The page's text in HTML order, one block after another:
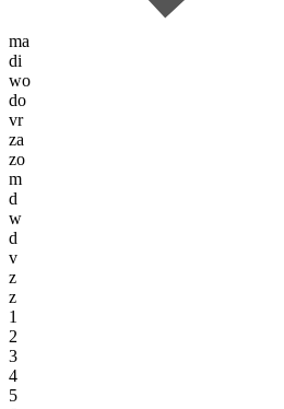
ma
di
wo
do
vr
za
zo
m
d
w
d
v
z
z
1
2
3
4
5